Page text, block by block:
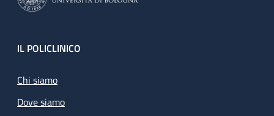
Footer
IL POLICLINICO
Chi siamo
Dove siamo